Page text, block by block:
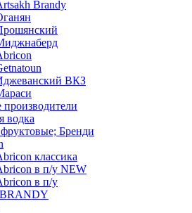
Brandy
ВКЗ
производители
водка
Бренди
классика
в п/у NEW
в п/у